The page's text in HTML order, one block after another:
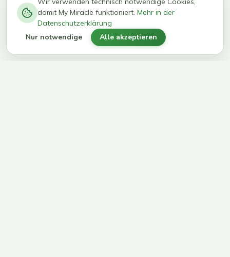
kg in 12
Wochen
erreichen
ihr Ziel
damit My Miracle funktioniert. Mehr in der
Datenschutzerklärung
Nur notwendige Alle akzeptieren